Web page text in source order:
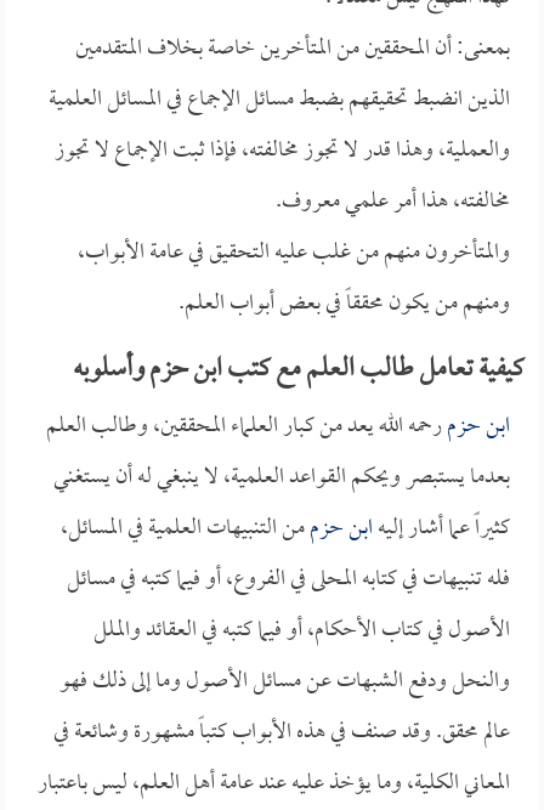
بمعنى: أن المحققين من المتأخرين خاصة بخلاف المتقدمين
الذين انضبط تحقيقهم بضبط مسائل الإجماع في المسائل العلمية
والعملية، وهذا قدر لا تجوز مخالفته، فإذا ثبت الإجماع لا تجوز
مخالفته، هذا أمر علمي معروف.
والمتأخرون منهم من غلب عليه التحقيق في عامة الأبواب،
ومنهم من يكون محققاً في بعض أبواب العلم.
كيفية تعامل طالب العلم مع كتب ابن حزم وأسلوبه
ابن حزمرحمه الله يعد من كبار العلماء المحققين، وطالب العلم
بعدما يستبصر ويحكم القواعد العلمية، لا ينبغي له أن يستغني
كثيراً عما أشار إليهابن حزممن التنبيهات العلمية في المسائل،
فله تنبيهات في كتابه المحلى في الفروع، أو فيما كتبه في مسائل
الأصول في كتاب الأحكام، أو فيما كتبه في العقائد والملل
والنحل ودفع الشبهات عن مسائل الأصول وما إلى ذلك فهو
عالم محقق. وقد صنف في هذه الأبواب كتباً مشهورة وشائعة في
المعاني الكلية، وما يؤخذ عليه عند عامة أهل العلم، ليس باعتبار